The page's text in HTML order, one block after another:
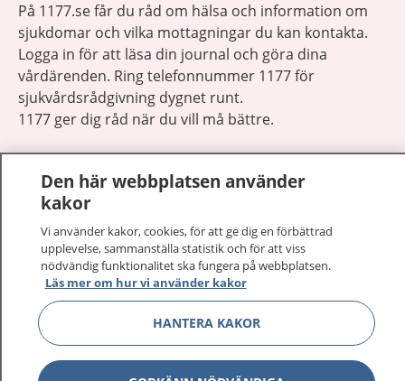
På 1177.se får du råd om hälsa och information om
sjukdomar och vilka mottagningar du kan kontakta.
Logga in för att läsa din journal och göra dina
vårdärenden. Ring telefonnummer 1177 för
sjukvårdsrådgivning dygnet runt.
1177 ger dig råd när du vill må bättre.
1177 på flera språk
Om 1177
Kontakt Visa
Den här webbplatsen använder
kakor
Vi använder kakor, cookies, för att ge dig en förbättrad
upplevelse, sammanställa statistik och för att viss
nödvändig funktionalitet ska fungera på webbplatsen.
Läs mer om hur vi använder kakor
HANTERA KAKOR